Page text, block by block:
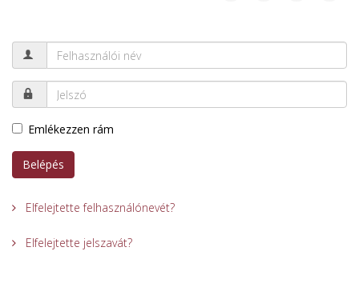
Emlékezzen rám
Belépés
Elfelejtette felhasználónevét?
Elfelejtette jelszavát?